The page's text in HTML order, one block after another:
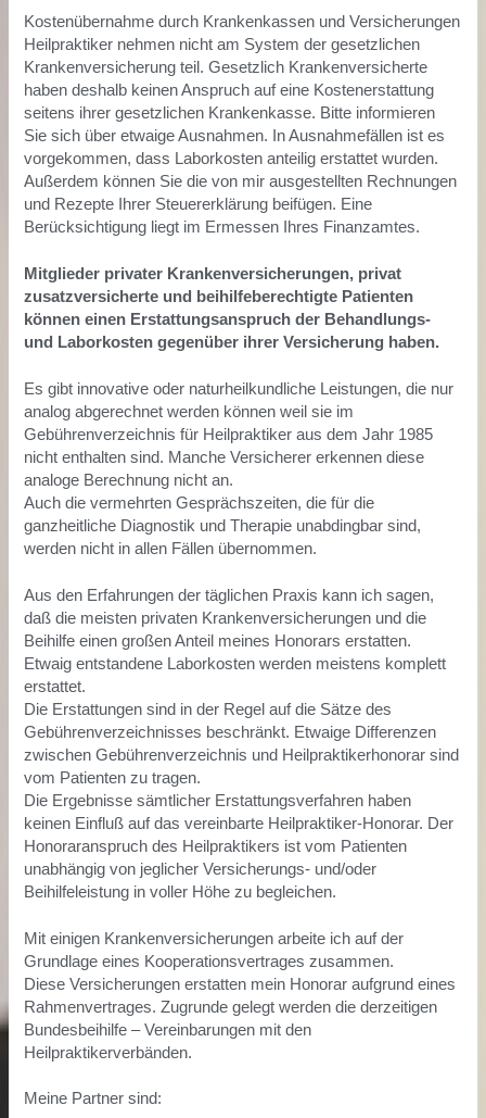
Kostenübernahme durch Krankenkassen und Versicherungen
Heilpraktiker nehmen nicht am System der gesetzlichen
Krankenversicherung teil. Gesetzlich Krankenversicherte
haben deshalb keinen Anspruch auf eine Kostenerstattung
seitens ihrer gesetzlichen Krankenkasse. Bitte informieren
Sie sich über etwaige Ausnahmen. In Ausnahmefällen ist es
vorgekommen, dass Laborkosten anteilig erstattet wurden.
Außerdem können Sie die von mir ausgestellten Rechnungen
und Rezepte Ihrer Steuererklärung beifügen. Eine
Berücksichtigung liegt im Ermessen Ihres Finanzamtes.
Mitglieder privater Krankenversicherungen, privat
zusatzversicherte und beihilfeberechtigte Patienten
können einen Erstattungsanspruch der Behandlungs-
und Laborkosten gegenüber ihrer Versicherung haben.
Es gibt innovative oder naturheilkundliche Leistungen, die nur
analog abgerechnet werden können weil sie im
Gebührenverzeichnis für Heilpraktiker aus dem Jahr 1985
nicht enthalten sind. Manche Versicherer erkennen diese
analoge Berechnung nicht an.
Auch die vermehrten Gesprächszeiten, die für die
ganzheitliche Diagnostik und Therapie unabdingbar sind,
werden nicht in allen Fällen übernommen.
Aus den Erfahrungen der täglichen Praxis kann ich sagen,
daß die meisten privaten Krankenversicherungen und die
Beihilfe einen großen Anteil meines Honorars erstatten.
Etwaig entstandene Laborkosten werden meistens komplett
erstattet.
Die Erstattungen sind in der Regel auf die Sätze des
Gebührenverzeichnisses beschränkt. Etwaige Differenzen
zwischen Gebührenverzeichnis und Heilpraktikerhonorar sind
vom Patienten zu tragen.
Die Ergebnisse sämtlicher Erstattungsverfahren haben
keinen Einfluß auf das vereinbarte Heilpraktiker-Honorar. Der
Honoraranspruch des Heilpraktikers ist vom Patienten
unabhängig von jeglicher Versicherungs- und/oder
Beihilfeleistung in voller Höhe zu begleichen.
Mit einigen Krankenversicherungen arbeite ich auf der
Grundlage eines Kooperationsvertrages zusammen.
Diese Versicherungen erstatten mein Honorar aufgrund eines
Rahmenvertrages. Zugrunde gelegt werden die derzeitigen
Bundesbeihilfe – Vereinbarungen mit den
Heilpraktikerverbänden.
Meine Partner sind: